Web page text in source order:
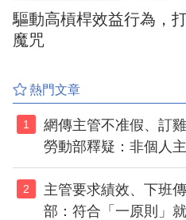
驅動高槓桿效益行為，
魔咒
熱門文章
1
網傳主管不准假、訂
勞動部釋疑：非個人
2
主管要求績效、下班
部：符合「一原則」